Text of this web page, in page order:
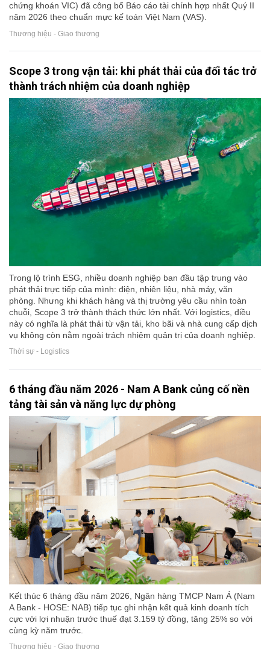
chứng khoán VIC) đã công bố Báo cáo tài chính hợp nhất Quý II
năm 2026 theo chuẩn mực kế toán Việt Nam (VAS).
Thương hiệu - Giao thương
Scope 3 trong vận tải: khi phát thải của đối tác trở
thành trách nhiệm của doanh nghiệp
Trong lộ trình ESG, nhiều doanh nghiệp ban đầu tập trung vào
phát thải trực tiếp của mình: điện, nhiên liệu, nhà máy, văn
phòng. Nhưng khi khách hàng và thị trường yêu cầu nhìn toàn
chuỗi, Scope 3 trở thành thách thức lớn nhất. Với logistics, điều
này có nghĩa là phát thải từ vận tải, kho bãi và nhà cung cấp dịch
vụ không còn nằm ngoài trách nhiệm quản trị của doanh nghiệp.
Thời sự - Logistics
6 tháng đầu năm 2026 - Nam A Bank củng cố nền
tảng tài sản và năng lực dự phòng
Kết thúc 6 tháng đầu năm 2026, Ngân hàng TMCP Nam Á (Nam
A Bank - HOSE: NAB) tiếp tục ghi nhận kết quả kinh doanh tích
cực với lợi nhuận trước thuế đạt 3.159 tỷ đồng, tăng 25% so với
cùng kỳ năm trước.
Thương hiệu - Giao thương